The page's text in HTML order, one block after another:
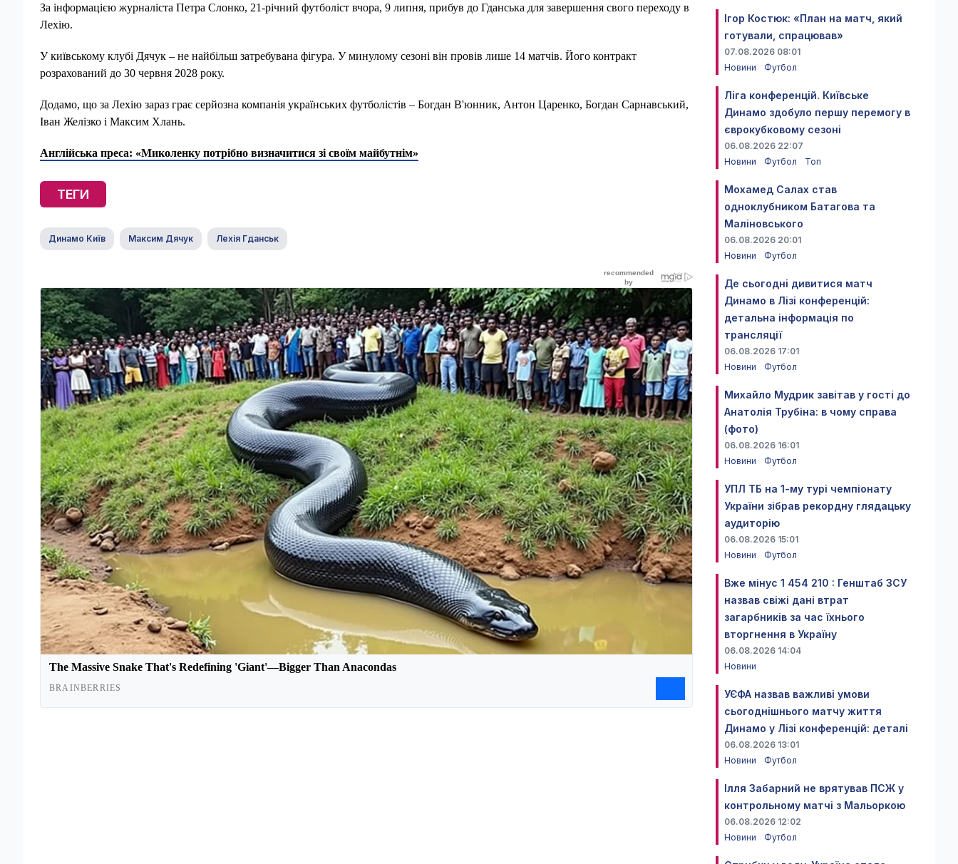
За інформацією журналіста Петра Слонко, 21-річний футболіст вчора, 9 липня, прибув до Гданська для завершення свого переходу в
Лехію.
У київському клубі Дячук – не найбільш затребувана фігура. У минулому сезоні він провів лише 14 матчів. Його контракт
розрахований до 30 червня 2028 року.
Додамо, що за Лехію зараз грає серйозна компанія українських футболістів – Богдан В'юнник, Антон Царенко, Богдан Сарнавський,
Іван Желізко і Максим Хлань.
Англійська преса: «Миколенку потрібно визначитися зі своїм майбутнім»
ТЕГИ
Динамо Київ Максим Дячук Лехія Гданськ
Ігор Костюк: «План на матч, який
готували, спрацював»
07.08.2026 08:01
Новини
Футбол
Ліга конференцій. Київське
Динамо здобуло першу перемогу в
єврокубковому сезоні
06.08.2026 22:07
Новини
Футбол Топ
Мохамед Салах став
одноклубником Батагова та
Маліновського
06.08.2026 20:01
Новини
Футбол
Де сьогодні дивитися матч
Динамо в Лізі конференцій:
детальна інформація по
трансляції
06.08.2026 17:01
Новини
Футбол
Михайло Мудрик завітав у гості до
Анатолія Трубіна: в чому справа
(фото)
06.08.2026 16:01
Новини
Футбол
УПЛ ТБ на 1-му турі чемпіонату
України зібрав рекордну глядацьку
аудиторію
06.08.2026 15:01
Новини
Футбол
Вже мінус 1 454 210 : Генштаб ЗСУ
назвав свіжі дані втрат
загарбників за час їхнього
вторгнення в Україну
06.08.2026 14:04
Новини
УЄФА назвав важливі умови
сьогоднішнього матчу життя
Динамо у Лізі конференцій: деталі
06.08.2026 13:01
Новини
Футбол
Ілля Забарний не врятував ПСЖ у
контрольному матчі з Мальоркою
06.08.2026 12:02
Новини
Футбол